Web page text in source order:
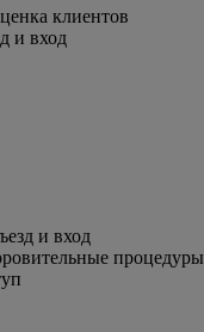
клиентов
и вход
и вход
процедуры